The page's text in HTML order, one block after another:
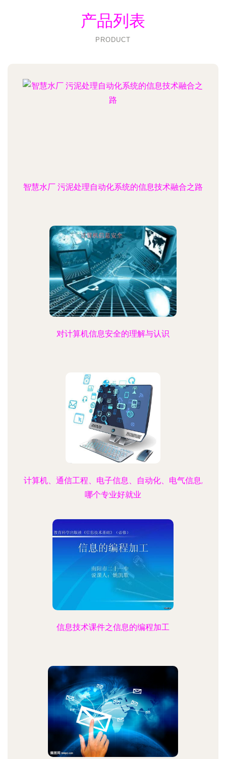
产品列表
PRODUCT
智慧水厂 污泥处理自动化系统的信息技术融合之路
对计算机信息安全的理解与认识
计算机、通信工程、电子信息、自动化、电气信息,
哪个专业好就业
信息技术课件之信息的编程加工